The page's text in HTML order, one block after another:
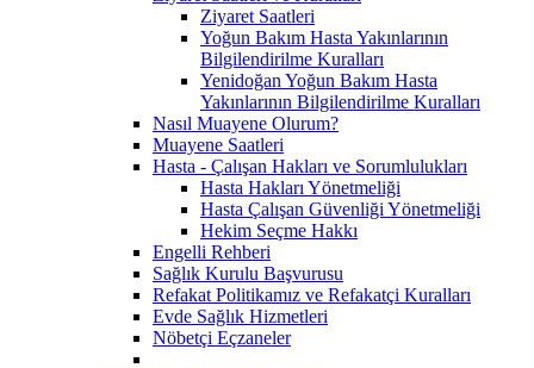
Ziyaret Saatleri
Yoğun Bakım Hasta Yakınlarının
Bilgilendirilme Kuralları
Yenidoğan Yoğun Bakım Hasta
Yakınlarının Bilgilendirilme Kuralları
Nasıl Muayene Olurum?
Muayene Saatleri
Hasta - Çalışan Hakları ve Sorumlulukları
Hasta Hakları Yönetmeliği
Hasta Çalışan Güvenliği Yönetmeliği
Hekim Seçme Hakkı
Engelli Rehberi
Sağlık Kurulu Başvurusu
Refakat Politikamız ve Refakatçi Kuralları
Evde Sağlık Hizmetleri
Nöbetçi Eçzaneler